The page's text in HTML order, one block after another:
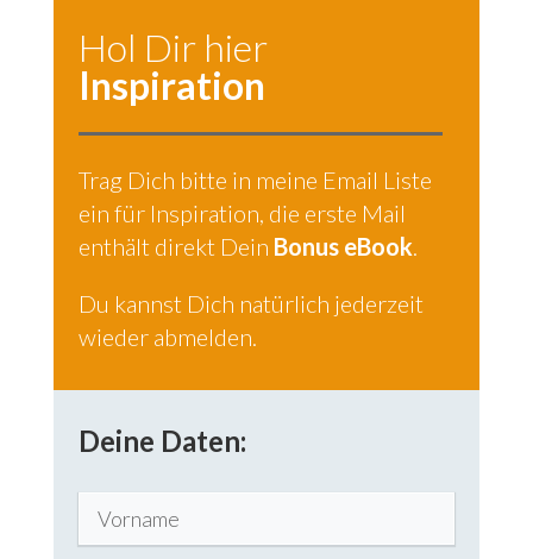
Hol Dir hier
Inspiration
Trag Dich bitte in meine Email Liste
ein für Inspiration, die erste Mail
enthält direkt Dein Bonus eBook.
Du kannst Dich natürlich jederzeit
wieder abmelden.
Deine Daten: